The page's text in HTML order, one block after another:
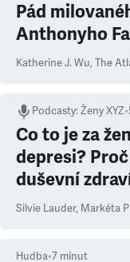
Pád
Anthonyho
Katherine J. Wu, The
Podcasty:Ženy XYZ•
Co to je za
depresi?
duševní
Silvie Lauder, Markéta
Hudba•7 minut